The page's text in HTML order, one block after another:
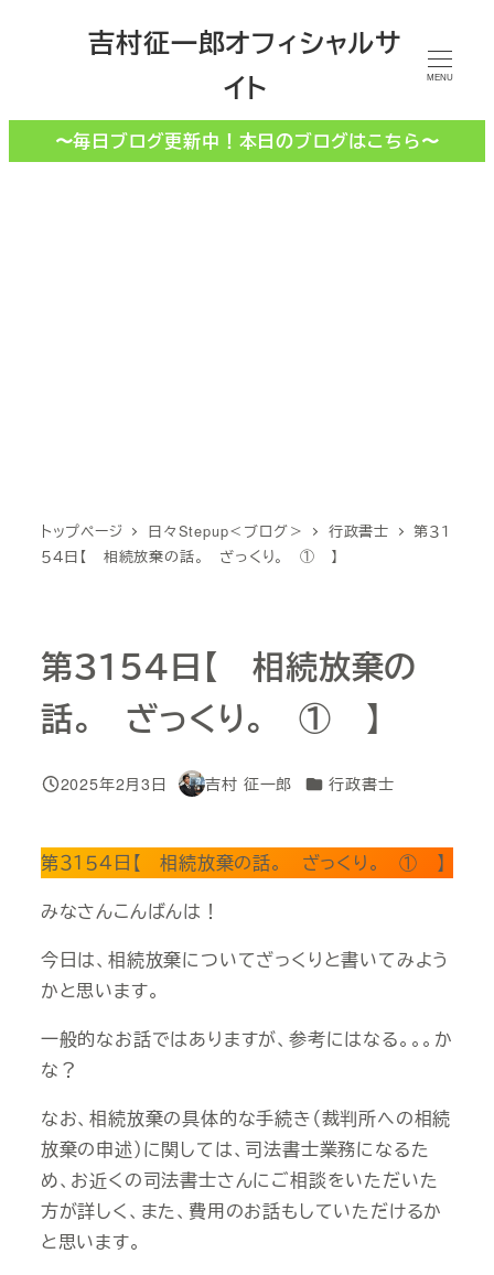
コ
吉村征一郎オフィシャルサ
イト
MENU
〜毎日ブログ更新中！本日のブログはこちら〜
トップページ 日々Stepup＜ブログ＞ 行政書士
第３１
５４日【 相続放棄の話。 ざっくり。 ① 】
第３１５４日【 相続放棄の
話。 ざっくり。 ① 】
投稿日
2025年2月3日
著
吉村 征一郎 カテゴリー
行政書士
第３１５４日【 相続放棄の話。 ざっくり。 ① 】
みなさんこんばんは！
今日は、相続放棄についてざっくりと書いてみよう
かと思います。
一般的なお話ではありますが、参考にはなる。。。か
な？
なお、相続放棄の具体的な手続き（裁判所への相続
放棄の申述）に関しては、司法書士業務になるた
め、お近くの司法書士さんにご相談をいただいた
方が詳しく、また、費用のお話もしていただけるか
と思います。